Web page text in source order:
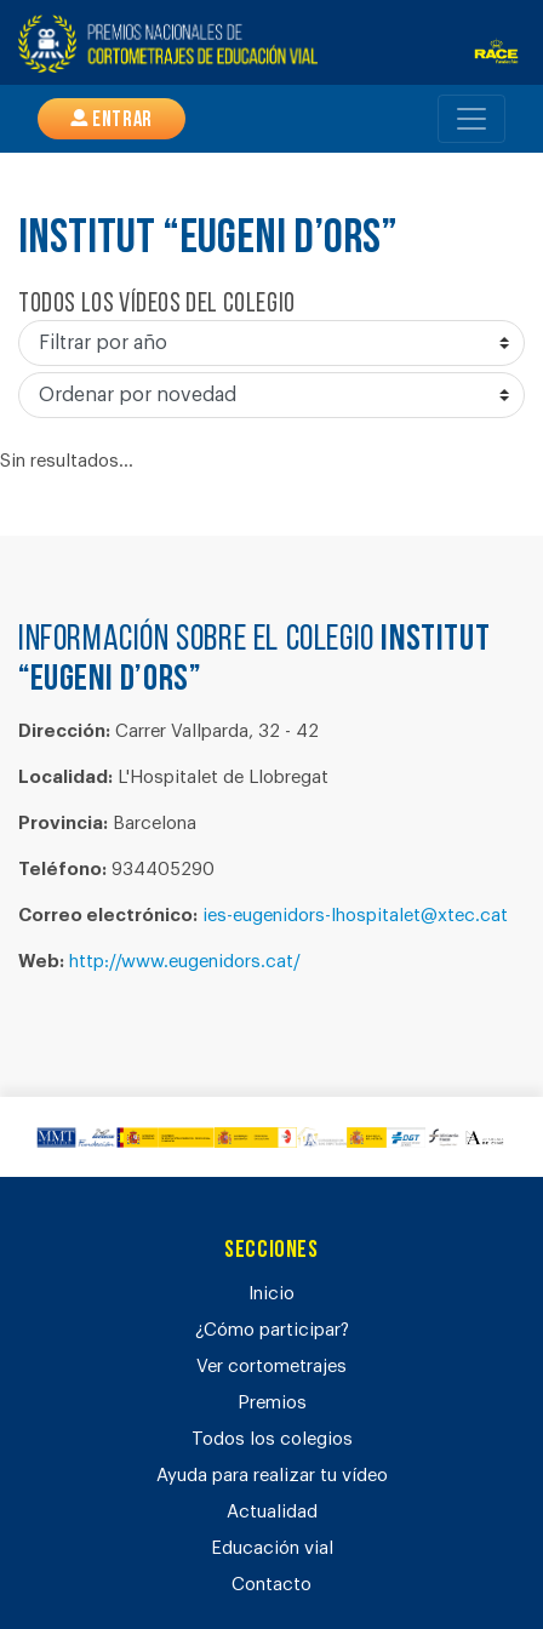
Entrar
INSTITUT “EUGENI D’ORS”
Todos los vídeos del colegio
Sin resultados...
Información sobre el colegio INSTITUT
“EUGENI D’ORS”
Dirección: Carrer Vallparda, 32 - 42
Localidad: L'Hospitalet de Llobregat
Provincia: Barcelona
Teléfono: 934405290
Correo electrónico: ies-eugenidors-lhospitalet@xtec.cat
Web: http://www.eugenidors.cat/
Secciones
Inicio
¿Cómo participar?
Ver cortometrajes
Premios
Todos los colegios
Ayuda para realizar tu vídeo
Actualidad
Educación vial
Contacto